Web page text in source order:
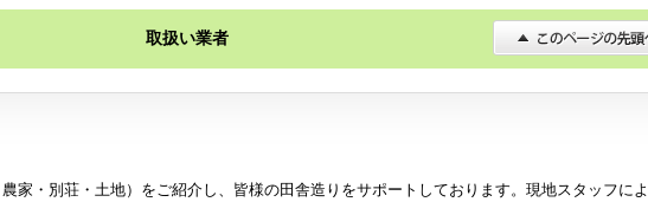
取扱い業者
家・別荘・土地）をご紹介し、皆様の田舎造りをサポートしております。現地スタッフに